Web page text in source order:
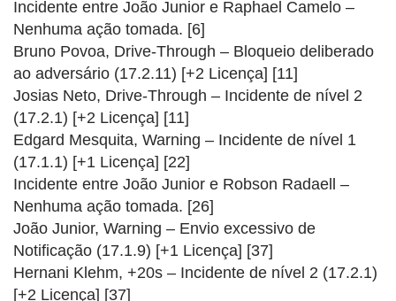
Incidente entre João Junior e Raphael Camelo –
Nenhuma ação tomada. [6]
Bruno Povoa, Drive-Through – Bloqueio deliberado
ao adversário (17.2.11) [+2 Licença] [11]
Josias Neto, Drive-Through – Incidente de nível 2
(17.2.1) [+2 Licença] [11]
Edgard Mesquita, Warning – Incidente de nível 1
(17.1.1) [+1 Licença] [22]
Incidente entre João Junior e Robson Radaell –
Nenhuma ação tomada. [26]
João Junior, Warning – Envio excessivo de
Notificação (17.1.9) [+1 Licença] [37]
Hernani Klehm, +20s – Incidente de nível 2 (17.2.1)
[+2 Licença] [37]